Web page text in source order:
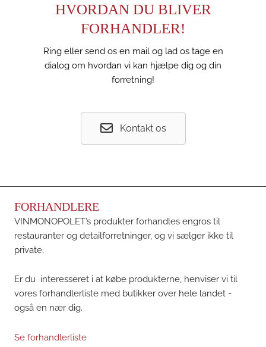
HVORDAN DU BLIVER
FORHANDLER!
Ring eller send os en mail og lad os tage en
dialog om hvordan vi kan hjælpe dig og din
forretning!
Kontakt os
FORHANDLERE
VINMONOPOLET’s produkter forhandles engros til
restauranter og detailforretninger, og vi sælger ikke til
private.
Er du interesseret i at købe produkterne, henviser vi til
vores forhandlerliste med butikker over hele landet -
også en nær dig.
Se forhandlerliste